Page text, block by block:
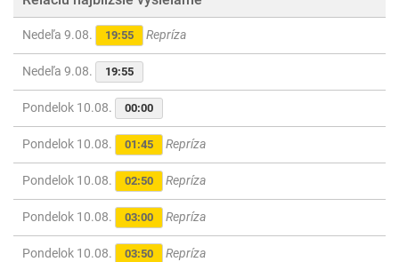
Nedeľa 9.08. 19:55 Repríza
Nedeľa 9.08. 19:55
Pondelok 10.08. 00:00
Pondelok 10.08. 01:45 Repríza
Pondelok 10.08. 02:50 Repríza
Pondelok 10.08. 03:00 Repríza
Pondelok 10.08. 03:50 Repríza